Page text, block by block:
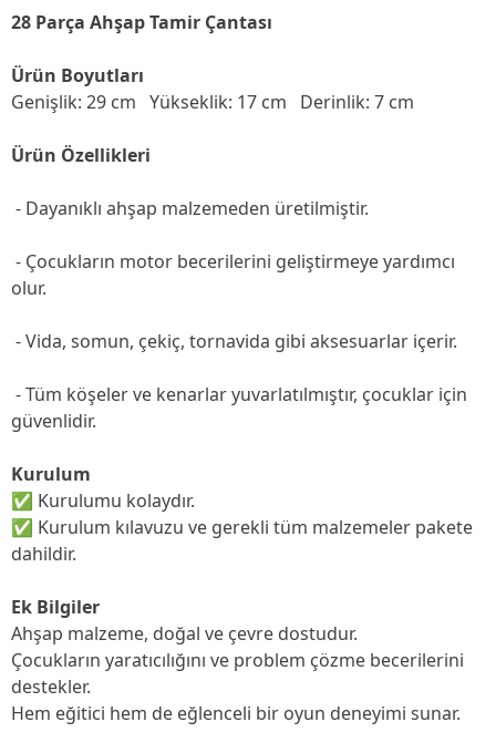
28 Parça Ahşap Tamir Çantası
Ürün Boyutları
Genişlik: 29 cm Yükseklik: 17 cm Derinlik: 7 cm
Ürün Özellikleri
- Dayanıklı ahşap malzemeden üretilmiştir.
- Çocukların motor becerilerini geliştirmeye yardımcı
olur.
- Vida, somun, çekiç, tornavida gibi aksesuarlar içerir.
- Tüm köşeler ve kenarlar yuvarlatılmıştır, çocuklar için
güvenlidir.
Kurulum
✅ Kurulumu kolaydır.
✅ Kurulum kılavuzu ve gerekli tüm malzemeler pakete
dahildir.
Ek Bilgiler
Ahşap malzeme, doğal ve çevre dostudur.
Çocukların yaratıcılığını ve problem çözme becerilerini
destekler.
Hem eğitici hem de eğlenceli bir oyun deneyimi sunar.